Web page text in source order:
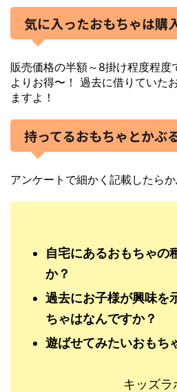
気に入ったおもちゃは購
販売価格の半額～8掛け程度程度
よりお得〜！ 過去に借りていた
ますよ！
持ってるおもちゃとかぶ
アンケートで細かく記載したらか
自宅にあるおもちゃの
か？
過去にお子様が興味を
ちゃはなんですか？
遊ばせてみたいおもち
キッズラ